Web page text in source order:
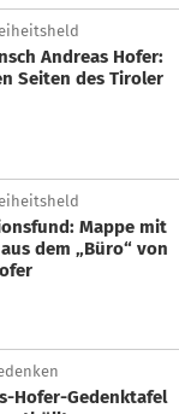
Seiten des Tiroler
dem „Büro“ von